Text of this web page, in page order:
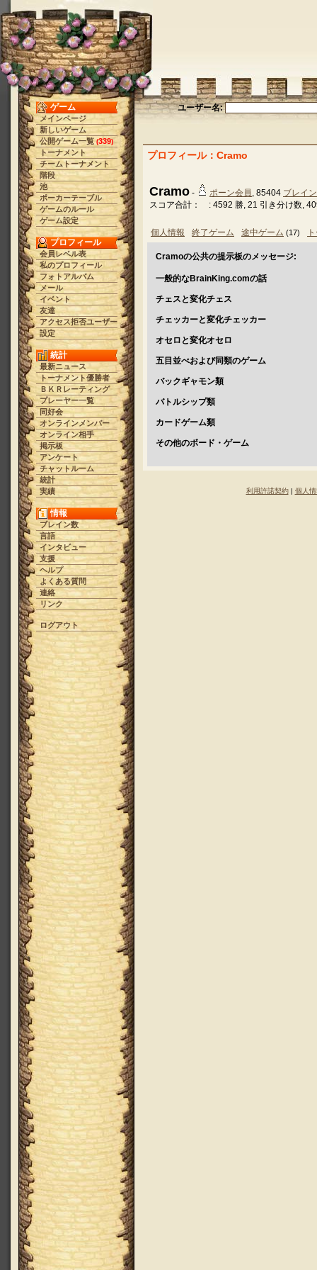
ゲーム
メインページ
新しいゲーム
公開ゲーム一覧 (339)
トーナメント
チームトーナメント
階段
池
ポーカーテーブル
ゲームのルール
ゲーム設定
プロフィール
会員レベル表
私のプロフィール
フォトアルバム
メール
イベント
友達
アクセス拒否ユーザー
設定
統計
最新ニュース
トーナメント優勝者
ＢＫＲレーティング
プレーヤー一覧
同好会
オンラインメンバー
オンライン相手
掲示板
アンケート
チャットルーム
統計
実績
情報
ブレイン数
言語
インタビュー
支援
ヘルプ
よくある質問
連絡
リンク
ログアウト
ユーザー名:
プロフィール：Cramo
Cramo - ポーン会員, 85404 ブレイ
スコア合計： : 4592 勝, 21 引き分け数,
個人情報 終了ゲーム 途中ゲーム (17)
Cramoの公共の提示板のメッセージ:
一般的なBrainKing.comの話
チェスと変化チェス
チェッカーと変化チェッカー
オセロと変化オセロ
五目並べおよび同類のゲーム
バックギャモン類
バトルシップ類
カードゲーム類
その他のボード・ゲーム
利用許諾契約| 個人